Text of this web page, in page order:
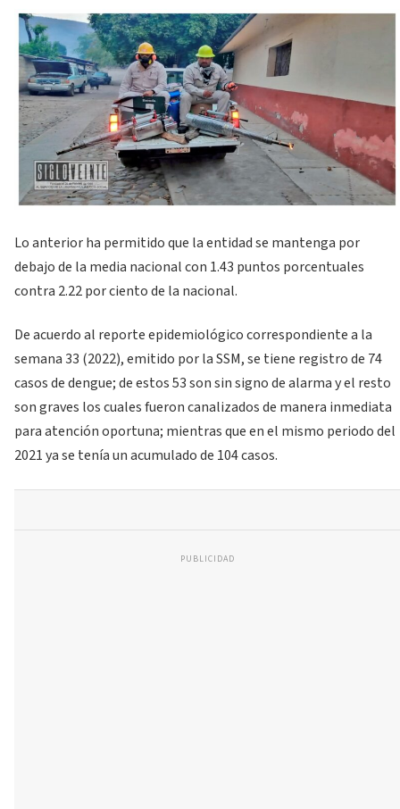
Lo anterior ha permitido que la entidad se mantenga por
debajo de la media nacional con 1.43 puntos porcentuales
contra 2.22 por ciento de la nacional.
De acuerdo al reporte epidemiológico correspondiente a la
semana 33 (2022), emitido por la SSM, se tiene registro de 74
casos de dengue; de estos 53 son sin signo de alarma y el resto
son graves los cuales fueron canalizados de manera inmediata
para atención oportuna; mientras que en el mismo periodo del
2021 ya se tenía un acumulado de 104 casos.
PUBLICIDAD